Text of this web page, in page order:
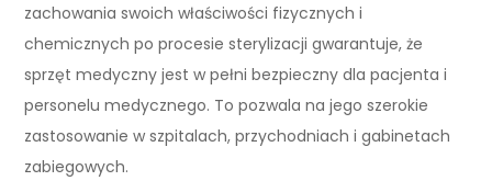
zachowania swoich właściwości fizycznych i
chemicznych po procesie sterylizacji gwarantuje, że
sprzęt medyczny jest w pełni bezpieczny dla pacjenta i
personelu medycznego. To pozwala na jego szerokie
zastosowanie w szpitalach, przychodniach i gabinetach
zabiegowych.